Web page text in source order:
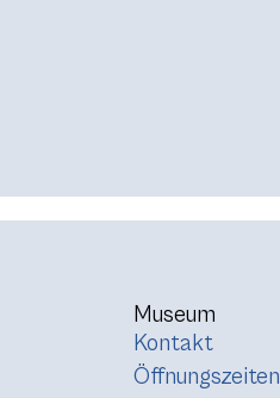
Museum
Kontakt
Öffnungszeiten